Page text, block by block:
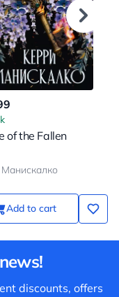
of the Fallen
Add to cart
discounts, offers